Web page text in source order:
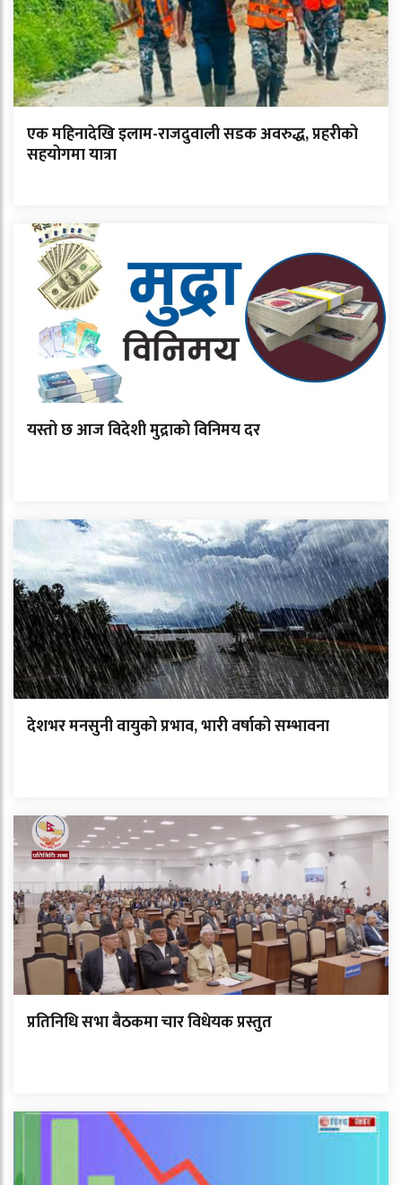
एक महिनादेखि इलाम-राजदुवाली सडक अवरुद्ध, प्रहरीको
सहयोगमा यात्रा
यस्तो छ आज विदेशी मुद्राको विनिमय दर
देशभर मनसुनी वायुको प्रभाव, भारी वर्षाको सम्भावना
प्रतिनिधि सभा बैठकमा चार विधेयक प्रस्तुत